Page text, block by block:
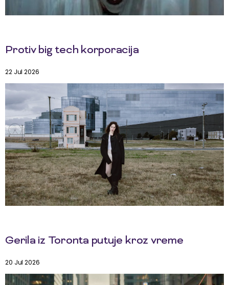
Protiv big tech korporacija
22 Jul 2026
Gerila iz Toronta putuje kroz vreme
20 Jul 2026